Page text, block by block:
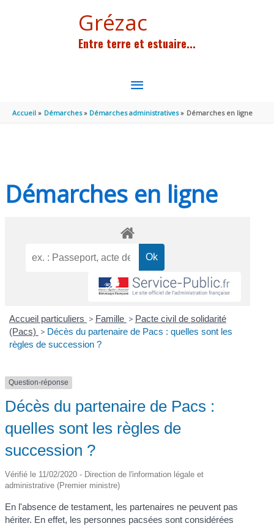
Grézac
Entre terre et estuaire...
MENU
PRINCIPAL
Accueil Démarches Démarches administratives Démarches en ligne
Démarches en ligne
Accueil particuliers > Famille > Pacte civil de solidarité
(Pacs) > Décès du partenaire de Pacs : quelles sont les
règles de succession ?
Question-réponse
Décès du partenaire de Pacs :
quelles sont les règles de
succession ?
Vérifié le 11/02/2020 - Direction de l'information légale et
administrative (Premier ministre)
En l'absence de testament, les partenaires ne peuvent pas
hériter. En effet, les personnes pacsées sont considérées